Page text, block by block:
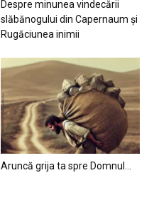
Despre minunea vindecării
slăbănogului din Capernaum și
Rugăciunea inimii
Aruncă grija ta spre Domnul…